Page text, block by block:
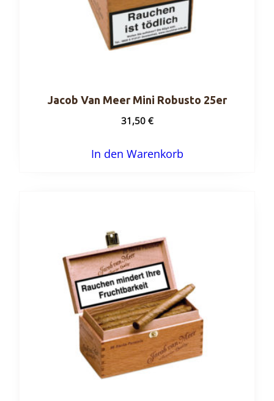
Jacob Van Meer Mini Robusto 25er
31,50€
In den Warenkorb